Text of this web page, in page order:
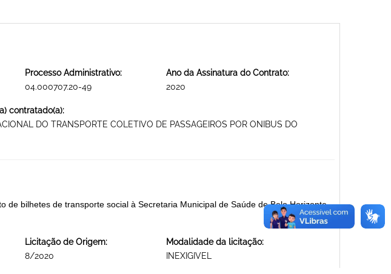
Processo Administrativo:
04.000707.20-49
Ano da Assinatura do Contrato:
2020
contratado(a):
DO TRANSPORTE COLETIVO DE PASSAGEIROS POR ONIBUS DO
de bilhetes de transporte social à Secretaria Municipal de Saúde de Belo Horizonte.
Licitação de Origem:
8/2020
Modalidade da licitação:
INEXIGIVEL